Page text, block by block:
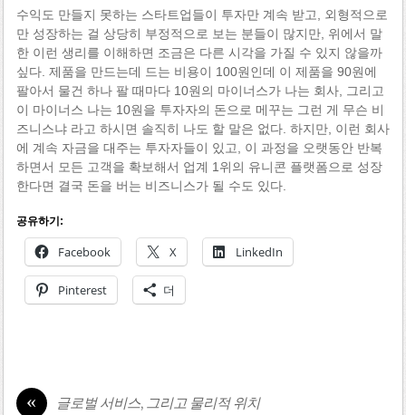
수익도 만들지 못하는 스타트업들이 투자만 계속 받고, 외형적으로
만 성장하는 걸 상당히 부정적으로 보는 분들이 많지만, 위에서 말
한 이런 생리를 이해하면 조금은 다른 시각을 가질 수 있지 않을까
싶다. 제품을 만드는데 드는 비용이 100원인데 이 제품을 90원에
팔아서 물건 하나 팔 때마다 10원의 마이너스가 나는 회사, 그리고
이 마이너스 나는 10원을 투자자의 돈으로 메꾸는 그런 게 무슨 비
즈니스냐 라고 하시면 솔직히 나도 할 말은 없다. 하지만, 이런 회사
에 계속 자금을 대주는 투자자들이 있고, 이 과정을 오랫동안 반복
하면서 모든 고객을 확보해서 업계 1위의 유니콘 플랫폼으로 성장
한다면 결국 돈을 버는 비즈니스가 될 수도 있다.
공유하기:
Facebook X LinkedIn
Pinterest 더
« 글로벌 서비스, 그리고 물리적 위치